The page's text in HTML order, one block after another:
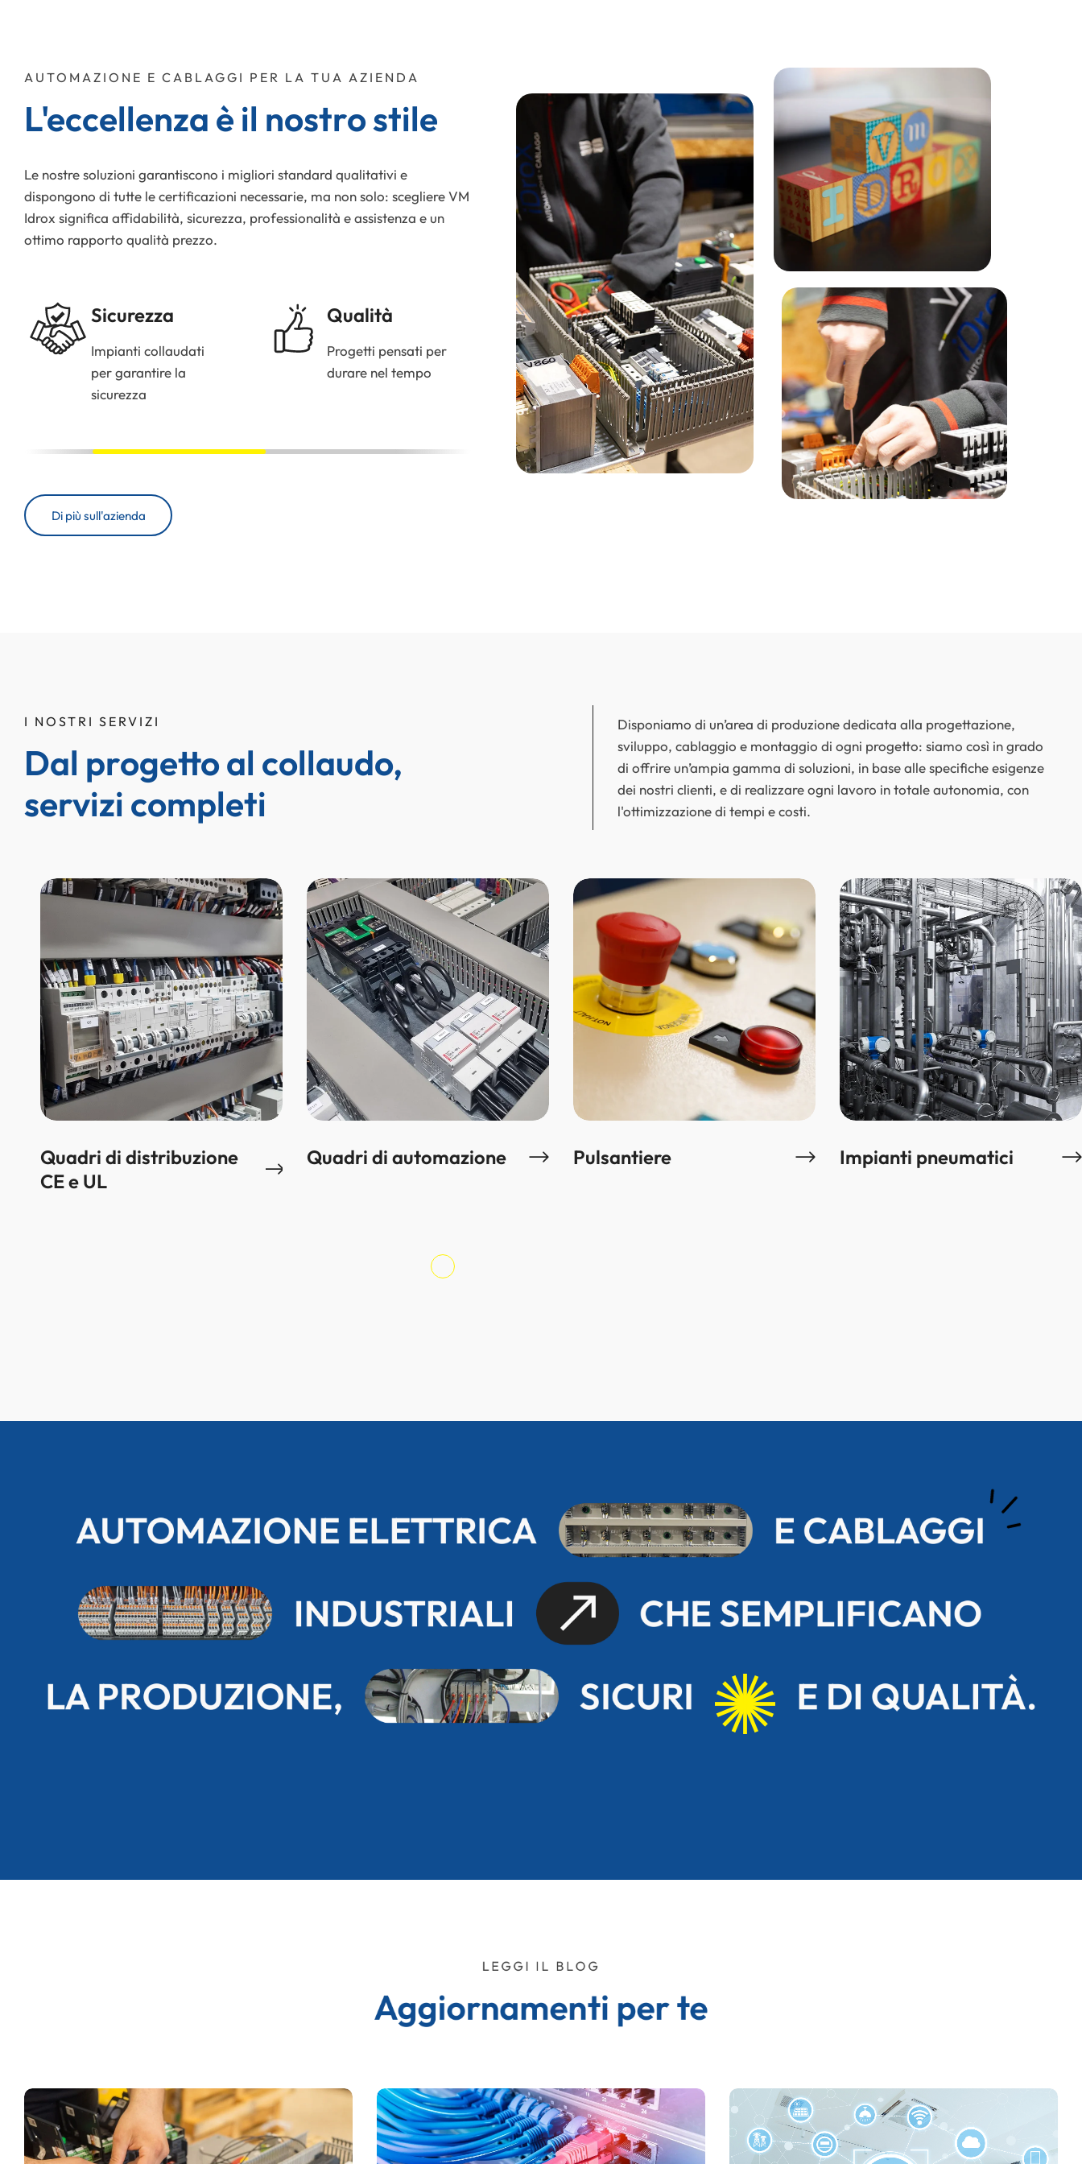
AUTOMAZIONE E CABLAGGI PER LA TUA AZIENDA
L'eccellenza è il nostro stile
Le nostre soluzioni garantiscono i migliori standard qualitativi e
dispongono di tutte le certificazioni necessarie, ma non solo: scegliere VM
Idrox significa affidabilità, sicurezza, professionalità e assistenza e un
ottimo rapporto qualità prezzo.
Sicurezza
Impianti collaudati
per garantire la
sicurezza
Qualità
Progetti pensati per
durare nel tempo
Esperienza
Un'azienda con
radici solide che ha
saputo evolversi
Convenienza
Puntiamo ad offrire
il meglio, al miglior
prezzo possibile
Di più sull'azienda
I NOSTRI SERVIZI
Dal progetto al collaudo,
servizi completi
Disponiamo di un’area di produzione dedicata alla progettazione,
sviluppo, cablaggio e montaggio di ogni progetto: siamo così in grado
di offrire un’ampia gamma di soluzioni, in base alle specifiche esigenze
dei nostri clienti, e di realizzare ogni lavoro in totale autonomia, con
l'ottimizzazione di tempi e costi.
Quadri di distribuzione
CE e UL
Quadri di automazione Pulsantiere Impianti pneumatici
AUTOMAZIONE ELETTRICA
E CABLAGGI
INDUSTRIALI
CHE SEMPLIFICANO
LA PRODUZIONE,
SICURI E DI QUALITÀ.
LEGGI IL BLOG
Aggiornamenti per te